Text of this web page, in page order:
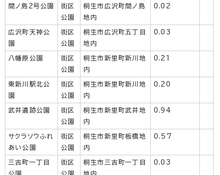
間ノ島2号公園
街区
公園
桐生市広沢町間ノ島
地内
0.02
広沢町天神公
園
街区
公園
桐生市広沢町五丁目
地内
0.03
八幡原公園
街区
公園
桐生市新里町新川地
内
0.21
東新川駅北公
園
街区
公園
桐生市新里町新川地
内
0.20
武井遺跡公園
街区
公園
桐生市新里町武井地
内
0.94
サクラソウふれ
あい公園
街区
公園
桐生市新里町板橋地
内
0.57
三吉町一丁目
街区
桐生市三吉町一丁目
0.03